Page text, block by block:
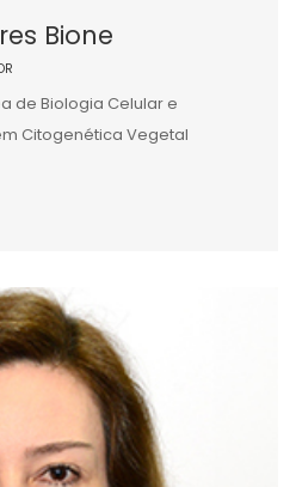
Bione
de Biologia Celular e
Citogenética Vegetal